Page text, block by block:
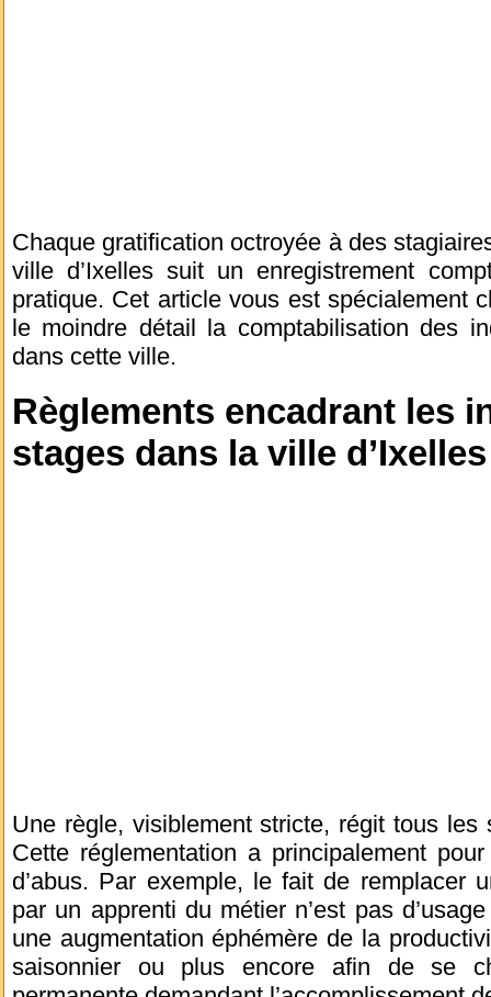
Chaque gratification octroyée à des
ville d’Ixelles suit un enregistrement
pratique. Cet article vous est spécialement
le moindre détail la comptabilisation des
dans cette ville.
Règlements encadrant les
stages dans la ville d’Ixelles
Une règle, visiblement stricte, régit tous
Cette réglementation a principalement
d’abus. Par exemple, le fait de remplacer
par un apprenti du métier n’est pas
une augmentation éphémère de la
saisonnier ou plus encore afin de se